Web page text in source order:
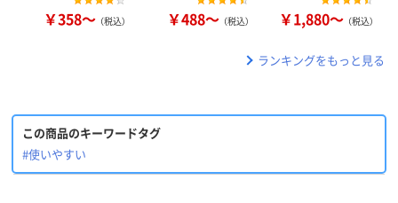
￥358～ （税込） ￥488～ （税込） ￥1,880～ （税込）
ランキングをもっと見る
この商品のキーワードタグ
#使いやすい